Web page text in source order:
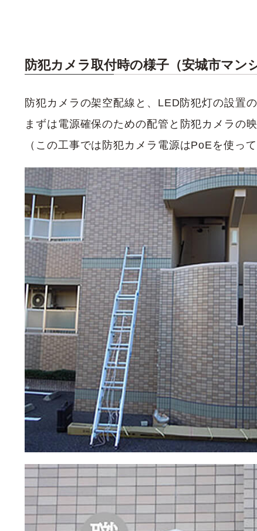
防犯カメラ取付時の様子（安城市マン
防犯カメラの架空配線と、LED防犯灯の設置の
まずは電源確保のための配管と防犯カメラの
（この工事では防犯カメラ電源はPoEを使っ